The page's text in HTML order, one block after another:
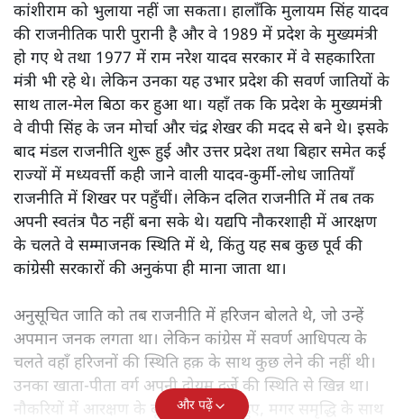
कांशीराम को भुलाया नहीं जा सकता। हालाँकि मुलायम सिंह यादव
की राजनीतिक पारी पुरानी है और वे 1989 में प्रदेश के मुख्यमंत्री
हो गए थे तथा 1977 में राम नरेश यादव सरकार में वे सहकारिता
मंत्री भी रहे थे। लेकिन उनका यह उभार प्रदेश की सवर्ण जातियों के
साथ ताल-मेल बिठा कर हुआ था। यहाँ तक कि प्रदेश के मुख्यमंत्री
वे वीपी सिंह के जन मोर्चा और चंद्र शेखर की मदद से बने थे। इसके
बाद मंडल राजनीति शुरू हुई और उत्तर प्रदेश तथा बिहार समेत कई
राज्यों में मध्यवर्त्ती कही जाने वाली यादव-कुर्मी-लोध जातियाँ
राजनीति में शिखर पर पहुँचीं। लेकिन दलित राजनीति में तब तक
अपनी स्वतंत्र पैठ नहीं बना सके थे। यद्यपि नौकरशाही में आरक्षण
के चलते वे सम्माजनक स्थिति में थे, किंतु यह सब कुछ पूर्व की
कांग्रेसी सरकारों की अनुकंपा ही माना जाता था।
अनुसूचित जाति को तब राजनीति में हरिजन बोलते थे, जो उन्हें
अपमान जनक लगता था। लेकिन कांग्रेस में सवर्ण आधिपत्य के
चलते वहाँ हरिजनों की स्थिति हक़ के साथ कुछ लेने की नहीं थी।
उनका खाता-पीता वर्ग अपनी दोयम दर्जे की स्थिति से खिन्न था।
नौकरियों में आरक्षण के बूते वे समृद्ध तो हुए, मगर समृद्धि के साथ
और पढ़ें